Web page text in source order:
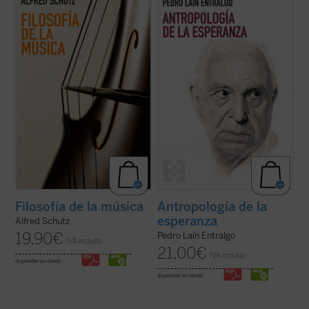
español, todos los textos sobre música de
Alfred Schutz, uno de los grandes nombres
de la sociología del siglo XX. En ellos no solo
analiza lo que sentimos cuando
escuchamos una melodía, también explora
(ver ficha)
Filosofía de la música
Alfred Schutz
19,90€ IVA incluido
disponible en ebook:
de los motores fundamentales del ser
humano: la esperanza. A través de un
análisis profundo y accesible, el autor
explora cómo este concepto ha guiado
nuestra historia, desde sus raíces más ...
Antropología de la
esperanza
Pedro Laín Entralgo
21,00€ IVA incluido
disponible en ebook: